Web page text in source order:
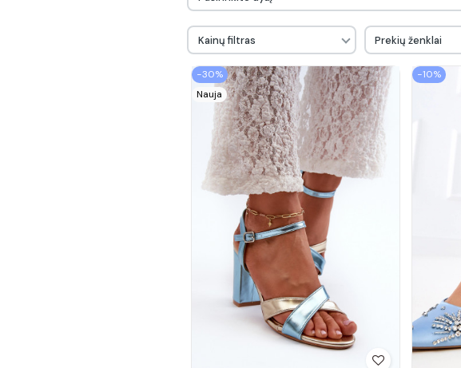
Kainų filtras Prekių ženklai
−30%
Nauja
−10%